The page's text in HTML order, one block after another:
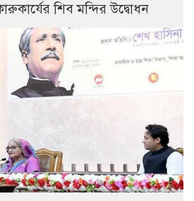
শিব মন্দির উদ্বোধন